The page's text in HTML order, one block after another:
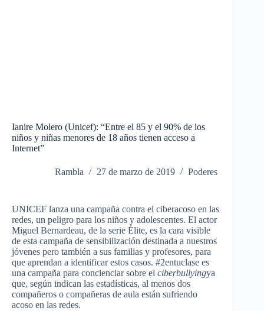
Ianire Molero (Unicef): “Entre el 85 y el 90% de los
niños y niñas menores de 18 años tienen acceso a
Internet”
Rambla 27 de marzo de 2019 Poderes
UNICEF lanza una campaña contra el ciberacoso en las
redes, un peligro para los niños y adolescentes. El actor
Miguel Bernardeau, de la serie Élite, es la cara visible
de esta campaña de sensibilización destinada a nuestros
jóvenes pero también a sus familias y profesores, para
que aprendan a identificar estos casos. #2entuclase es
una campaña para concienciar sobre el ciberbullyingya
que, según indican las estadísticas, al menos dos
compañeros o compañeras de aula están sufriendo
acoso en las redes.